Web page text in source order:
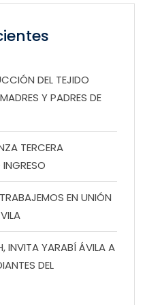
DEL TEJIDO
Y PADRES DE
TERCERA
EN UNIÓN
INVITA YARABÍ ÁVILA A
DEL